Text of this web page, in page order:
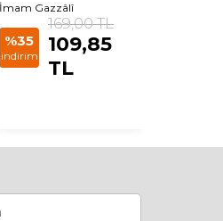
İmam Gazzâlî
%35
indirim
169,00 TL
109,85
TL